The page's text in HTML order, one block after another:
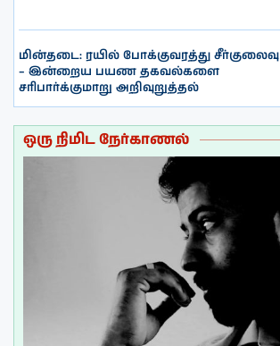
மின்தடை: ரயில் போக்குவரத்து சீர்குலைவு
– இன்றைய பயண தகவல்களை
சரிபார்க்குமாறு அறிவுறுத்தல்
ஒரு நிமிட நேர்காணல்